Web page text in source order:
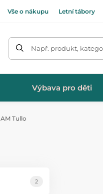
Vše o nákupu Letní tábory
Např. produkt,
Výbava pro děti
AM Tullo
2